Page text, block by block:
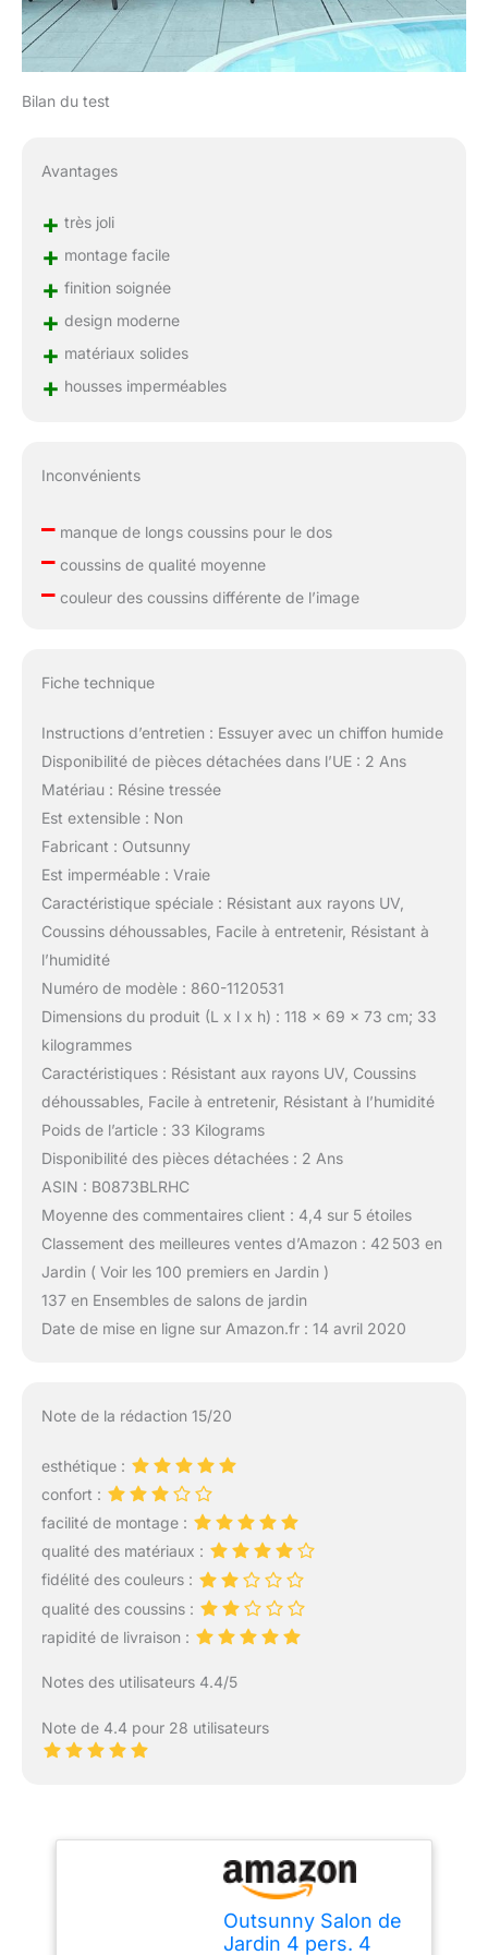
Bilan du test
Avantages
+ très joli
+ montage facile
+ finition soignée
+ design moderne
+ matériaux solides
+ housses imperméables
Inconvénients
–manque de longs coussins pour le dos
–coussins de qualité moyenne
–couleur des coussins différente de l’image
Fiche technique
Instructions d’entretien : Essuyer avec un chiffon humide
Disponibilité de pièces détachées dans l’UE : 2 Ans
Matériau : Résine tressée
Est extensible : Non
Fabricant : Outsunny
Est imperméable : Vraie
Caractéristique spéciale : Résistant aux rayons UV,
Coussins déhoussables, Facile à entretenir, Résistant à
l’humidité
Numéro de modèle : 860-1120531
Dimensions du produit (L x l x h) : 118 x 69 x 73 cm; 33
kilogrammes
Caractéristiques : Résistant aux rayons UV, Coussins
déhoussables, Facile à entretenir, Résistant à l’humidité
Poids de l’article : 33 Kilograms
Disponibilité des pièces détachées : 2 Ans
ASIN : B0873BLRHC
Moyenne des commentaires client : 4,4 sur 5 étoiles
Classement des meilleures ventes d’Amazon : 42 503 en
Jardin ( Voir les 100 premiers en Jardin )
137 en Ensembles de salons de jardin
Date de mise en ligne sur Amazon.fr : 14 avril 2020
Note de la rédaction 15/20
esthétique :
confort :
facilité de montage :
qualité des matériaux :
fidélité des couleurs :
qualité des coussins :
rapidité de livraison :
Notes des utilisateurs 4.4/5
Note de 4.4 pour 28 utilisateurs
Outsunny Salon de
Jardin 4 pers. 4